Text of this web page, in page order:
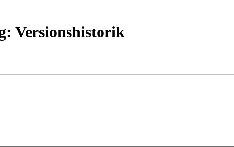
Versionshistorik